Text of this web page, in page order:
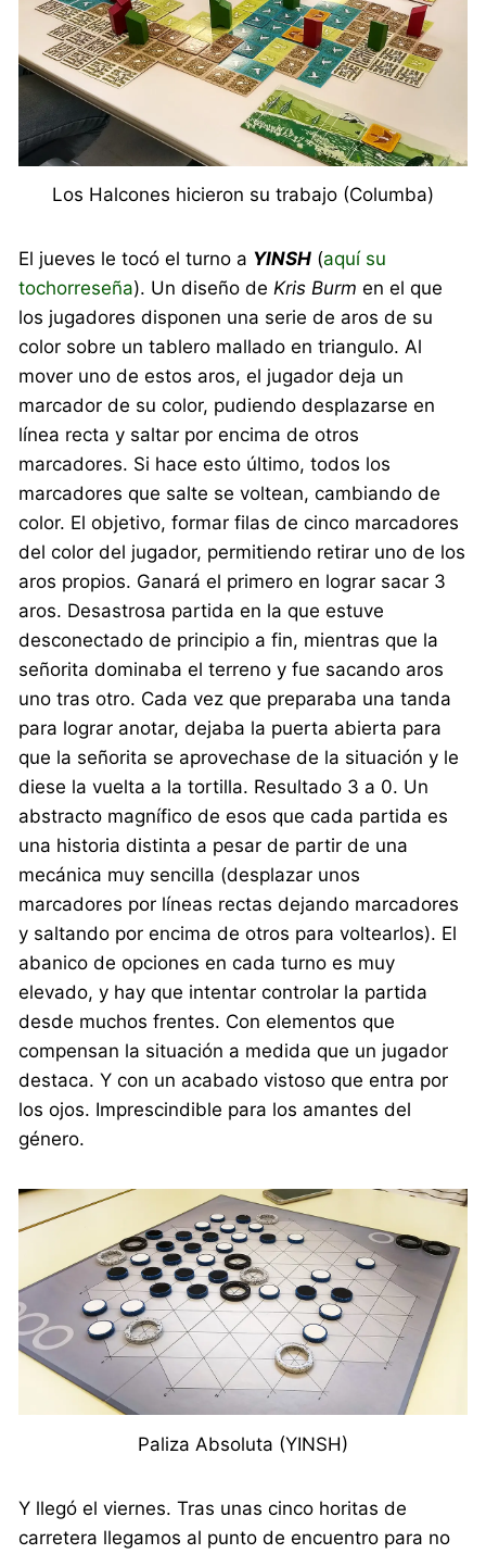
Los Halcones hicieron su trabajo (Columba)
El jueves le tocó el turno a YINSH (aquí su
tochorreseña). Un diseño deKris Burm en el que
los jugadores disponen una serie de aros de su
color sobre un tablero mallado en triangulo. Al
mover uno de estos aros, el jugador deja un
marcador de su color, pudiendo desplazarse en
línea recta y saltar por encima de otros
marcadores. Si hace esto último, todos los
marcadores que salte se voltean, cambiando de
color. El objetivo, formar filas de cinco marcadores
del color del jugador, permitiendo retirar uno de los
aros propios. Ganará el primero en lograr sacar 3
aros. Desastrosa partida en la que estuve
desconectado de principio a fin, mientras que la
señorita dominaba el terreno y fue sacando aros
uno tras otro. Cada vez que preparaba una tanda
para lograr anotar, dejaba la puerta abierta para
que la señorita se aprovechase de la situación y le
diese la vuelta a la tortilla. Resultado 3 a 0. Un
abstracto magnífico de esos que cada partida es
una historia distinta a pesar de partir de una
mecánica muy sencilla (desplazar unos
marcadores por líneas rectas dejando marcadores
y saltando por encima de otros para voltearlos). El
abanico de opciones en cada turno es muy
elevado, y hay que intentar controlar la partida
desde muchos frentes. Con elementos que
compensan la situación a medida que un jugador
destaca. Y con un acabado vistoso que entra por
los ojos. Imprescindible para los amantes del
género.
Paliza Absoluta (YINSH)
Y llegó el viernes. Tras unas cinco horitas de
carretera llegamos al punto de encuentro para no